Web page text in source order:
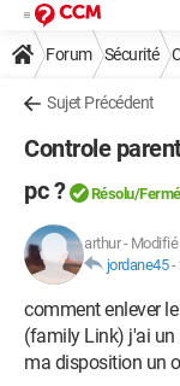
Forum Sécurité
Sujet Précédent
Controle
pc ?
Résolu/Fermé
arthur- Modifié
jordane45-
comment enlever
(family Link) j'ai un
ma disposition un